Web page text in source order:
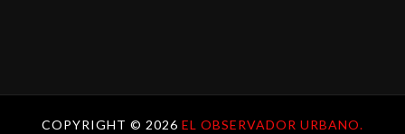
COPYRIGHT © 2026 EL OBSERVADOR URBANO.